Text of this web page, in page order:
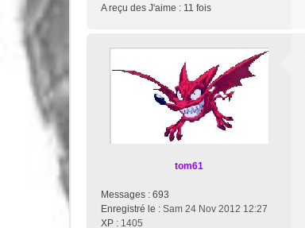
A reçu des J'aime : 11 fois
tom61
Messages : 693
Enregistré le : Sam 24 Nov 2012 12:27
XP : 1405